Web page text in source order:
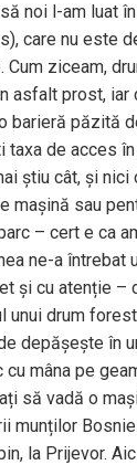
noi l-am luat
care nu este
Cum ziceam,
asfalt prost, iar
barieră păzită
de acces în
știu cât, și nici
mașină sau
– cert e ca
ne-a întrebat
și cu atenție –
unui drum
depășește în
mâna pe
să vadă o
munților
la Prijevor.